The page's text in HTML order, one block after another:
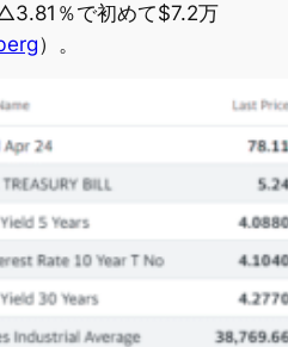
％で初めて$7.2万
）。